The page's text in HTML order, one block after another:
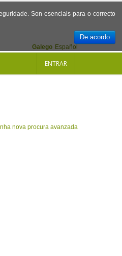
Son esenciais para o correcto
De acordo
Español
Galego
ENTRAR
nova procura avanzada